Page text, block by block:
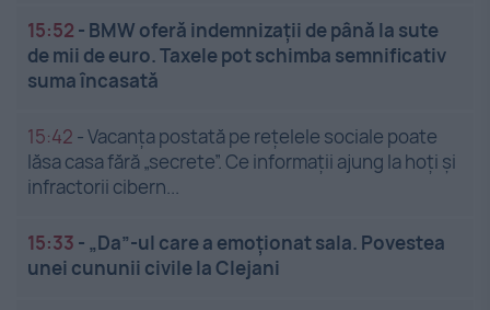
15:52 - BMW oferă indemnizații de până la sute
de mii de euro. Taxele pot schimba semnificativ
suma încasată
15:42 -Vacanța postată pe rețelele sociale poate
lăsa casa fără „secrete”. Ce informații ajung la hoți și
infractorii cibern...
15:33 - „Da”-ul care a emoționat sala. Povestea
unei cununii civile la Clejani